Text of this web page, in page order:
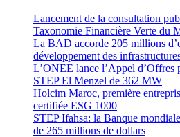
Lancement de la consultation
Taxonomie Financière Verte du
La BAD accorde 205 millions
développement des
L’ONEE lance l’Appel d’Offres
STEP El Menzel de 362 MW
Holcim Maroc, première
certifiée ESG 1000
STEP Ifahsa: la Banque
de 265 millions de dollars